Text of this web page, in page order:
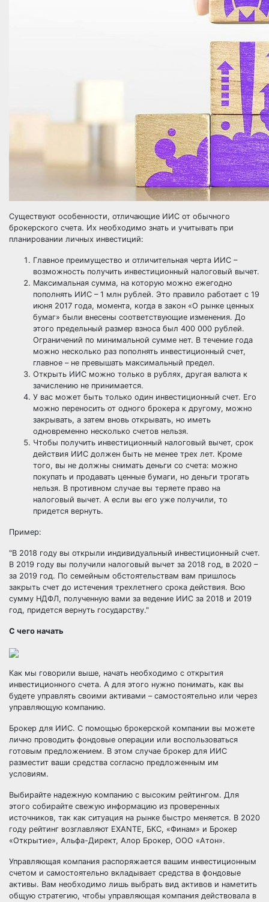
Существуют особенности, отличающие ИИС от обычного
брокерского счета. Их необходимо знать и учитывать при
планировании личных инвестиций:
Главное преимущество и отличительная черта ИИС –
возможность получить инвестиционный налоговый вычет.
Максимальная сумма, на которую можно ежегодно
пополнять ИИС – 1 млн рублей. Это правило работает с 19
июня 2017 года, момента, когда в закон «О рынке ценных
бумаг» были внесены соответствующие изменения. До
этого предельный размер взноса был 400 000 рублей.
Ограничений по минимальной сумме нет. В течение года
можно несколько раз пополнять инвестиционный счет,
главное – не превышать максимальный предел.
Открыть ИИС можно только в рублях, другая валюта к
зачислению не принимается.
У вас может быть только один инвестиционный счет. Его
можно переносить от одного брокера к другому, можно
закрывать, а затем вновь открывать, но иметь
одновременно несколько счетов нельзя.
Чтобы получить инвестиционный налоговый вычет, срок
действия ИИС должен быть не менее трех лет. Кроме
того, вы не должны снимать деньги со счета: можно
покупать и продавать ценные бумаги, но деньги трогать
нельзя. В противном случае вы теряете право на
налоговый вычет. А если вы его уже получили, то
придется вернуть.
Пример:
В 2018 году вы открыли индивидуальный инвестиционный счет.
В 2019 году вы получили налоговый вычет за 2018 год, в 2020 –
за 2019 год. По семейным обстоятельствам вам пришлось
закрыть счет до истечения трехлетнего срока действия. Всю
сумму НДФЛ, полученную вами за ведение ИИС за 2018 и 2019
год, придется вернуть государству.
С чего начать
Как мы говорили выше, начать необходимо с открытия
инвестиционного счета. А для этого нужно понимать, как вы
будете управлять своими активами – самостоятельно или через
управляющую компанию.
Брокер для ИИС. С помощью брокерской компании вы можете
лично проводить фондовые операции или воспользоваться
готовым предложением. В этом случае брокер для ИИС
разместит ваши средства согласно предложенным им
условиям.
Выбирайте надежную компанию с высоким рейтингом. Для
этого собирайте свежую информацию из проверенных
источников, так как ситуация на рынке быстро меняется. В 2020
году рейтинг возглавляют EXANTE, БКС, «Финам» и Брокер
«Открытие», Альфа-Директ, Алор Брокер, ООО «Атон».
Управляющая компания распоряжается вашим инвестиционным
счетом и самостоятельно вкладывает средства в фондовые
активы. Вам необходимо лишь выбрать вид активов и наметить
общую стратегию, чтобы управляющая компания действовала в